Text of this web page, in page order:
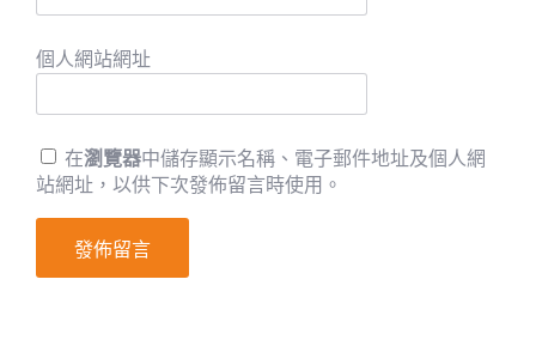
個人網站網址
在瀏覽器中儲存顯示名稱、電子郵件地址及個人網
站網址，以供下次發佈留言時使用。